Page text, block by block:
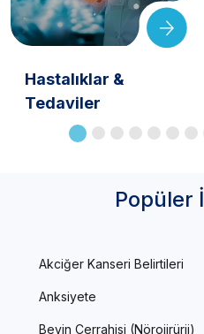
Hastalıklar &
Tedaviler
Popüler
Akciğer Kanseri Belirtileri
Anksiyete
Beyin Cerrahisi (Nörojirürji)